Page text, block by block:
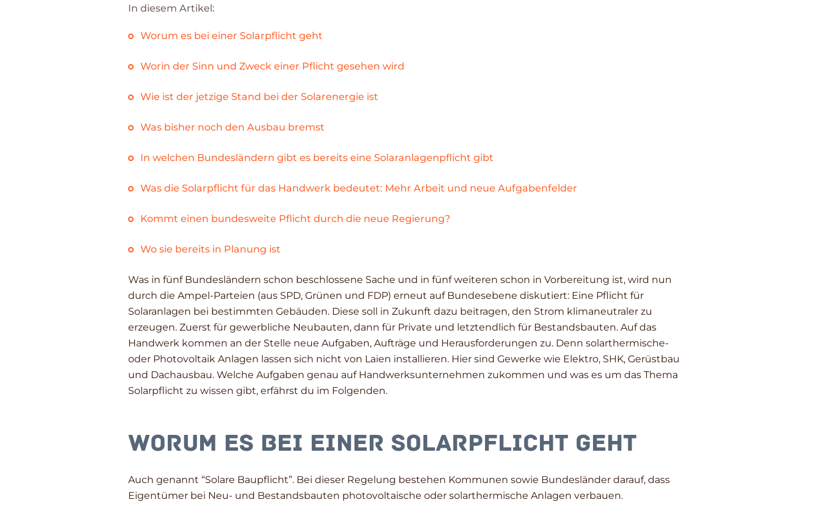
In diesem Artikel:
Worum es bei einer Solarpflicht geht
Worin der Sinn und Zweck einer Pflicht gesehen wird
Wie ist der jetzige Stand bei der Solarenergie ist
Was bisher noch den Ausbau bremst
In welchen Bundesländern gibt es bereits eine Solaranlagenpflicht gibt
Was die Solarpflicht für das Handwerk bedeutet: Mehr Arbeit und neue Aufgabenfelder
Kommt einen bundesweite Pflicht durch die neue Regierung?
Wo sie bereits in Planung ist
Was in fünf Bundesländern schon beschlossene Sache und in fünf weiteren schon in Vorbereitung ist, wird nun
durch die Ampel-Parteien (aus SPD, Grünen und FDP) erneut auf Bundesebene diskutiert: Eine Pflicht für
Solaranlagen bei bestimmten Gebäuden. Diese soll in Zukunft dazu beitragen, den Strom klimaneutraler zu
erzeugen. Zuerst für gewerbliche Neubauten, dann für Private und letztendlich für Bestandsbauten. Auf das
Handwerk kommen an der Stelle neue Aufgaben, Aufträge und Herausforderungen zu. Denn solarthermische-
oder Photovoltaik Anlagen lassen sich nicht von Laien installieren. Hier sind Gewerke wie Elektro, SHK, Gerüstbau
und Dachausbau. Welche Aufgaben genau auf Handwerksunternehmen zukommen und was es um das Thema
Solarpflicht zu wissen gibt, erfährst du im Folgenden.
Worum es bei einer Solarpflicht geht
Auch genannt “Solare Baupflicht”. Bei dieser Regelung bestehen Kommunen sowie Bundesländer darauf, dass
Eigentümer bei Neu- und Bestandsbauten photovoltaische oder solarthermische Anlagen verbauen.